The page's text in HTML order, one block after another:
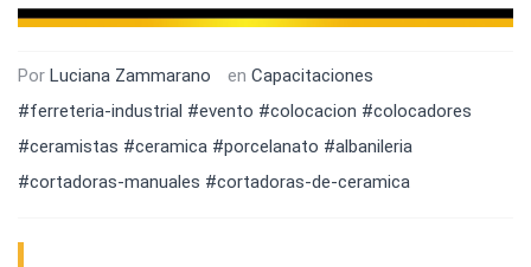
Por Luciana Zammarano en Capacitaciones
#ferreteria-industrial #evento #colocacion #colocadores
#ceramistas #ceramica #porcelanato #albanileria
#cortadoras-manuales #cortadoras-de-ceramica